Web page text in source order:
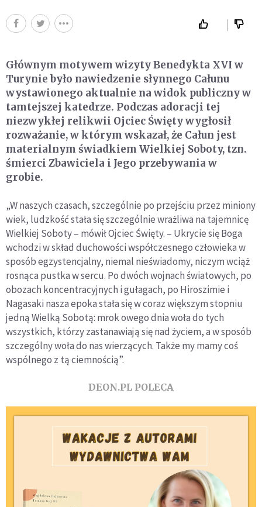
Głównym motywem wizyty Benedykta XVI w
Turynie było nawiedzenie słynnego Całunu
wystawionego aktualnie na widok publiczny w
tamtejszej katedrze. Podczas adoracji tej
niezwykłej relikwii Ojciec Święty wygłosił
rozważanie, w którym wskazał, że Całun jest
materialnym świadkiem Wielkiej Soboty, tzn.
śmierci Zbawiciela i Jego przebywania w
grobie.
„W naszych czasach, szczególnie po przejściu przez miniony
wiek, ludzkość stała się szczególnie wrażliwa na tajemnicę
Wielkiej Soboty – mówił Ojciec Święty. – Ukrycie się Boga
wchodzi w skład duchowości współczesnego człowieka w
sposób egzystencjalny, niemal nieświadomy, niczym wciąż
rosnąca pustka w sercu. Po dwóch wojnach światowych, po
obozach koncentracyjnych i gułagach, po Hiroszimie i
Nagasaki nasza epoka stała się w coraz większym stopniu
jedną Wielką Sobotą: mrok owego dnia woła do tych
wszystkich, którzy zastanawiają się nad życiem, a w sposób
szczególny woła do nas wierzących. Także my mamy coś
wspólnego z tą ciemnością”.
DEON.PL POLECA